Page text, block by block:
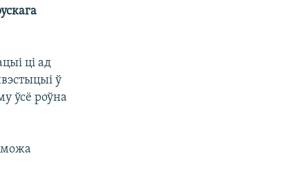
ці ад
ў
ўсё роўна
можа